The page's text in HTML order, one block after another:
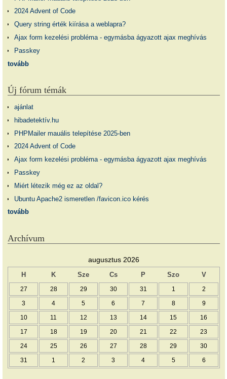
2024 Advent of Code
Query string érték kiírása a weblapra?
Ajax form kezelési probléma - egymásba ágyazott ajax meghívás
Passkey
tovább
Új fórum témák
ajánlat
hibadetektív.hu
PHPMailer mauális telepítése 2025-ben
2024 Advent of Code
Ajax form kezelési probléma - egymásba ágyazott ajax meghívás
Passkey
Miért létezik még ez az oldal?
Ubuntu Apache2 ismeretlen /favicon.ico kérés
tovább
Archívum
augusztus 2026
H K Sze Cs P Szo V
27 28 29 30 31 1 2
3 4 5 6 7 8 9
10 11 12 13 14 15 16
17 18 19 20 21 22 23
24 25 26 27 28 29 30
31 1 2 3 4 5 6